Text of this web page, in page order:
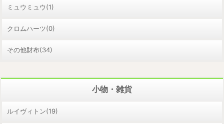
ミュウミュウ(1)
クロムハーツ(0)
その他財布(34)
小物・雑貨
ルイヴィトン(19)